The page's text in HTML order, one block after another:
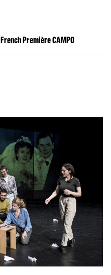
French Première CAMPO